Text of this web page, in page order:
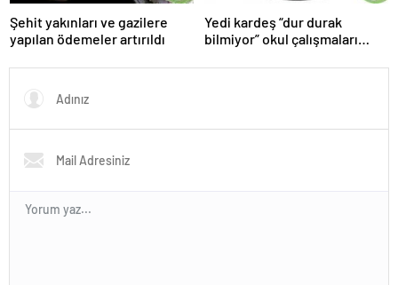
Şehit yakınları ve gazilere
yapılan ödemeler artırıldı
Yedi kardeş “dur durak
bilmiyor” okul çalışmaları